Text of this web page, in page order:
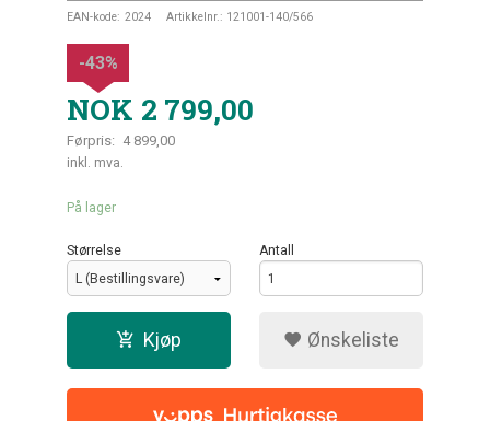
EAN-kode: 2024 Artikkelnr.: 121001-140/566
NOK 2 799,00
Førpris: 4 899,00
Rabatt
-43%
inkl. mva.
På lager
Størrelse Antall
Kjøp Ønskeliste